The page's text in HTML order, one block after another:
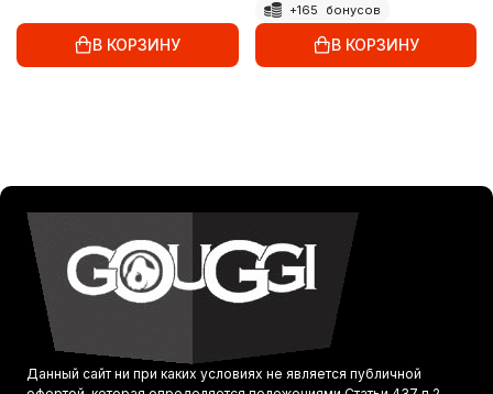
В КОРЗИНУ
+165 бонусов
В КОРЗИНУ
Данный сайт ни при каких условиях не является публичной